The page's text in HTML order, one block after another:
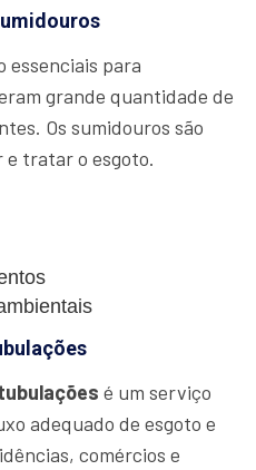
essenciais para
grande quantidade de
Os sumidouros são
tratar o esgoto.
é um serviço
adequado de esgoto e
comércios e